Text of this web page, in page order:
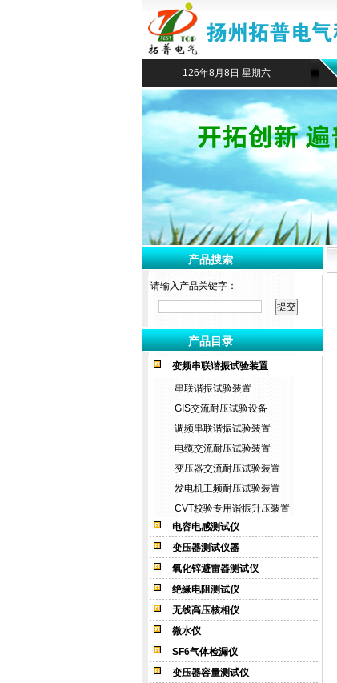
126年8月8日 星期六
产品搜索
请输入产品关键字：
产品目录
变频串联谐振试验装置
串联谐振试验装置
GIS交流耐压试验设备
调频串联谐振试验装置
电缆交流耐压试验装置
变压器交流耐压试验装置
发电机工频耐压试验装置
CVT校验专用谐振升压装置
电容电感测试仪
变压器测试仪器
氧化锌避雷器测试仪
绝缘电阻测试仪
无线高压核相仪
微水仪
SF6气体检漏仪
变压器容量测试仪